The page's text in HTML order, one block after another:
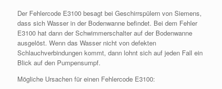
Der Fehlercode E3100 besagt bei Geschirrspülern von Siemens,
dass sich Wasser in der Bodenwanne befindet. Bei dem Fehler
E3100 hat dann der Schwimmerschalter auf der Bodenwanne
ausgelöst. Wenn das Wasser nicht von defekten
Schlauchverbindungen kommt, dann lohnt sich auf jeden Fall ein
Blick auf den Pumpensumpf.
Mögliche Ursachen für einen Fehlercode E3100: